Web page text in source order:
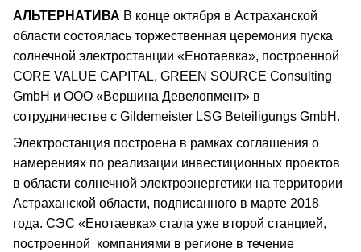
АЛЬТЕРНАТИВА В конце октября в Астраханской
области состоялась торжественная церемония пуска
солнечной электростанции «Енотаевка», построенной
CORE VALUE CAPITAL, GREEN SOURCE Consulting
GmbH и ООО «Вершина Девелопмент» в
сотрудничестве с Gildemeister LSG Beteiligungs GmbH.
Электростанция построена в рамках соглашения о
намерениях по реализации инвестиционных проектов
в области солнечной электроэнергетики на территории
Астраханской области, подписанного в марте 2018
года. СЭС «Енотаевка» стала уже второй станцией,
построенной компаниями в регионе в течение